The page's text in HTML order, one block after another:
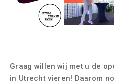
Graag willen wij met u de
in Utrecht vieren! Daarom